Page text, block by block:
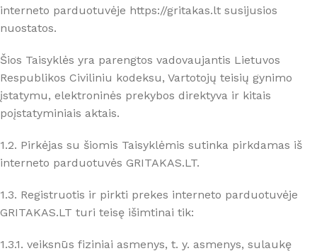
interneto parduotuvėje https://gritakas.lt susijusios
nuostatos.
Šios Taisyklės yra parengtos vadovaujantis Lietuvos
Respublikos Civiliniu kodeksu, Vartotojų teisių gynimo
įstatymu, elektroninės prekybos direktyva ir kitais
poįstatyminiais aktais.
1.2. Pirkėjas su šiomis Taisyklėmis sutinka pirkdamas iš
interneto parduotuvės GRITAKAS.LT.
1.3. Registruotis ir pirkti prekes interneto parduotuvėje
GRITAKAS.LT turi teisę išimtinai tik:
1.3.1. veiksnūs fiziniai asmenys, t. y. asmenys, sulaukę